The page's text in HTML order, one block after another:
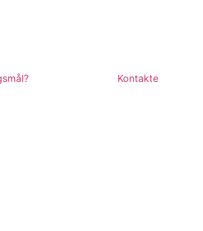
Kontakte